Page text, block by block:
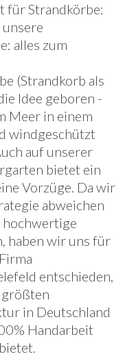
für Strandkörbe:
alles zum
(Strandkorb als
Idee geboren -
Meer in einem
windgeschützt
auf unserer
bietet ein
Vorzüge. Da wir
abweichen
haben wir uns für
entschieden,
größten
in Deutschland
Handarbeit